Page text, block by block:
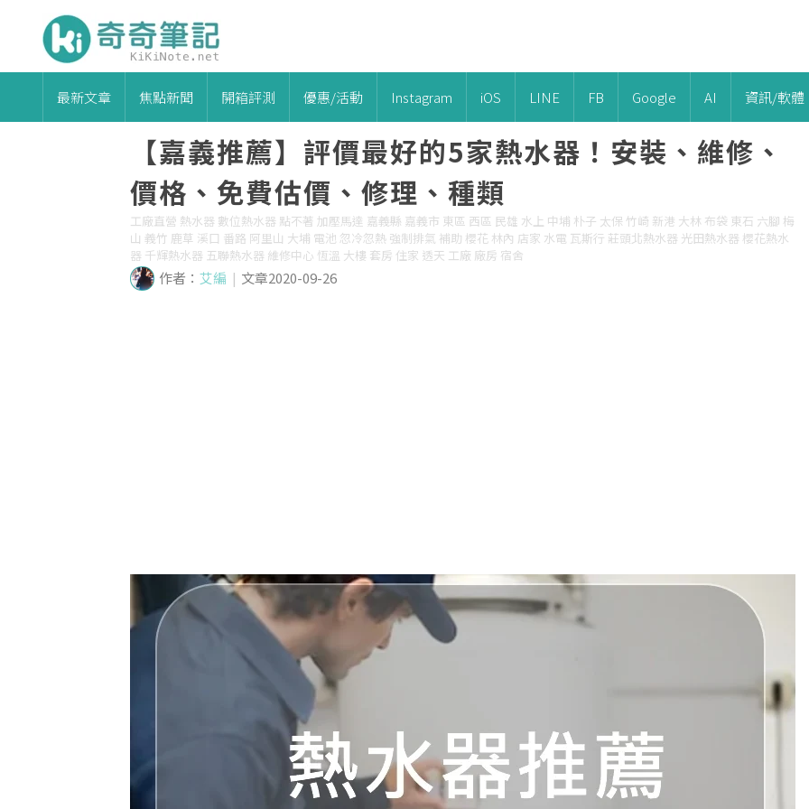
最新文章 焦點新聞 開箱評測 優惠/活動 Instagram iOS LINE FB Google AI 資訊/軟體
【嘉義推薦】評價最好的5家熱水器！安裝、維修、
價格、免費估價、修理、種類
工廠直營 熱水器 數位熱水器 點不著 加壓馬達 嘉義縣 嘉義市 東區 西區 民雄 水上 中埔 朴子 太保 竹崎 新港 大林 布袋 東石 六腳 梅
山 義竹 鹿草 溪口 番路 阿里山 大埔 電池 忽冷忽熱 強制排氣 補助 櫻花 林內 店家 水電 瓦斯行 莊頭北熱水器 光田熱水器 櫻花熱水
器 千輝熱水器 五聯熱水器 維修中心 恆溫 大樓 套房 住家 透天 工廠 廠房 宿舍
作者： 艾編 | 文章2020-09-26